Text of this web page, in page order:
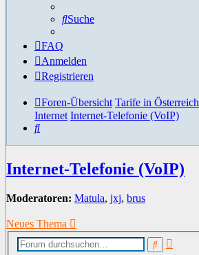
Suche
FAQ
Anmelden
Registrieren
Foren-Übersicht Tarife in Österreich
Internet Internet-Telefonie (VoIP)
Suche
Internet-Telefonie (VoIP)
Moderatoren: Matula, jxj, brus
Neues Thema
Suche